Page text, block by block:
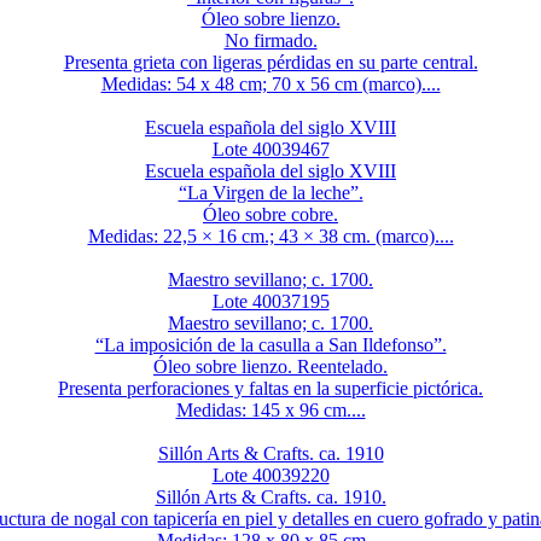
Óleo sobre lienzo.
No firmado.
Presenta grieta con ligeras pérdidas en su parte central.
Medidas: 54 x 48 cm; 70 x 56 cm (marco)....
Escuela española del siglo XVIII
Lote 40039467
Escuela española del siglo XVIII
“La Virgen de la leche”.
Óleo sobre cobre.
Medidas: 22,5 × 16 cm.; 43 × 38 cm. (marco)....
Maestro sevillano; c. 1700.
Lote 40037195
Maestro sevillano; c. 1700.
“La imposición de la casulla a San Ildefonso”.
Óleo sobre lienzo. Reentelado.
Presenta perforaciones y faltas en la superficie pictórica.
Medidas: 145 x 96 cm....
Sillón Arts & Crafts. ca. 1910
Lote 40039220
Sillón Arts & Crafts. ca. 1910.
de nogal con tapicería en piel y detalles en cuero gofrado y